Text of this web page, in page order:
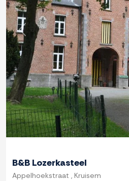
Previous
B&B Lozerkasteel
Appelhoekstraat , Kruisem